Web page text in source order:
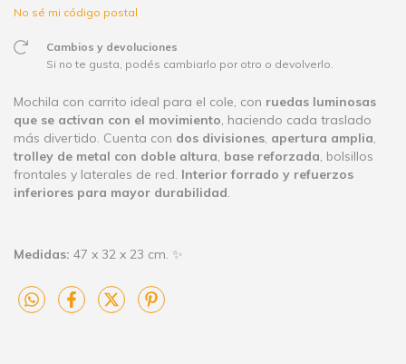
No sé mi código postal
Cambios y devoluciones
Si no te gusta, podés cambiarlo por otro o devolverlo.
Mochila con carrito ideal para el cole, con ruedas luminosas
que se activan con el movimiento, haciendo cada traslado
más divertido. Cuenta con dos divisiones, apertura amplia,
trolley de metal con doble altura, base reforzada, bolsillos
frontales y laterales de red. Interior forrado y refuerzos
inferiores para mayor durabilidad.
Medidas: 47 x 32 x 23 cm. ✨